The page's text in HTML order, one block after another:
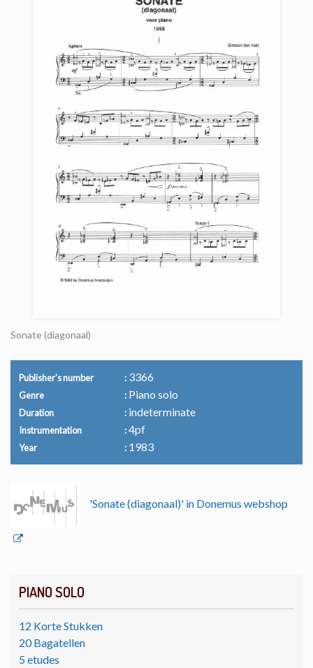
PIANO SOLO
12 Korte Stukken
20 Bagatellen
5 etudes
Sonate (diagonaal)
Publisher's number 3366
Genre Piano solo
Duration indeterminate
Instrumentation 4pf
Year 1983
'Sonate (diagonaal)' in Donemus webshop